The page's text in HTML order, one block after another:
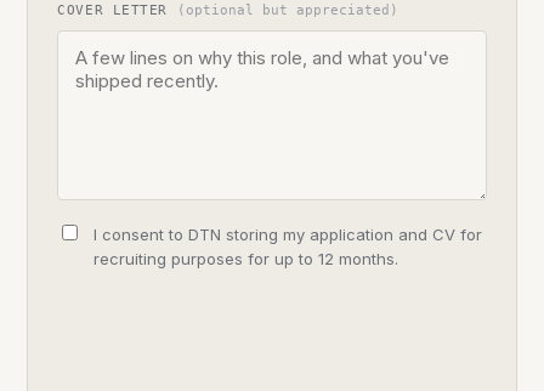
COVER LETTER (optional but appreciated)
I consent to DTN storing my application and CV for
recruiting purposes for up to 12 months.